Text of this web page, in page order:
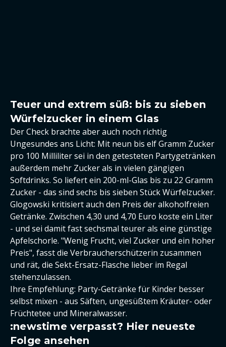
Teuer und extrem süß: bis zu sieben
Würfelzucker in einem Glas
Der Check brachte aber auch noch richtig
Ungesundes ans Licht: Mit neun bis elf Gramm Zucker
pro 100 Milliliter sei in den getesteten Partygetränken
außerdem mehr Zucker als in vielen gängigen
Softdrinks. So liefert ein 200-ml-Glas bis zu 22 Gramm
Zucker - das sind sechs bis sieben Stück Würfelzucker.
Glogowski kritisiert auch den Preis der alkoholfreien
Getränke. Zwischen 4,30 und 4,70 Euro koste ein Liter
- und sei damit fast sechsmal teurer als eine günstige
Apfelschorle. "Wenig Frucht, viel Zucker und ein hoher
Preis", fasst die Verbraucherschützerin zusammen
und rät, die Sekt-Ersatz-Flasche lieber im Regal
stehenzulassen.
Ihre Empfehlung: Party-Getränke für Kinder besser
selbst mixen - aus Säften, ungesüßtem Kräuter- oder
Früchtetee und Mineralwasser.
:newstime verpasst? Hier neueste
Folge ansehen